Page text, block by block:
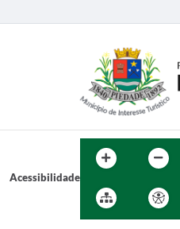
Acessibilidade